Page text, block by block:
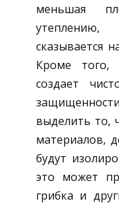
меньшая
сказывается
Кроме того,
создает
выделить то,
материалов,
будут
это может
грибка и